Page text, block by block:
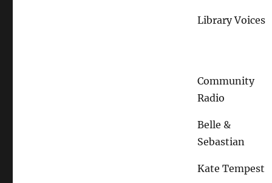
Library Voices
Community
Radio
Belle &
Sebastian
Kate Tempest